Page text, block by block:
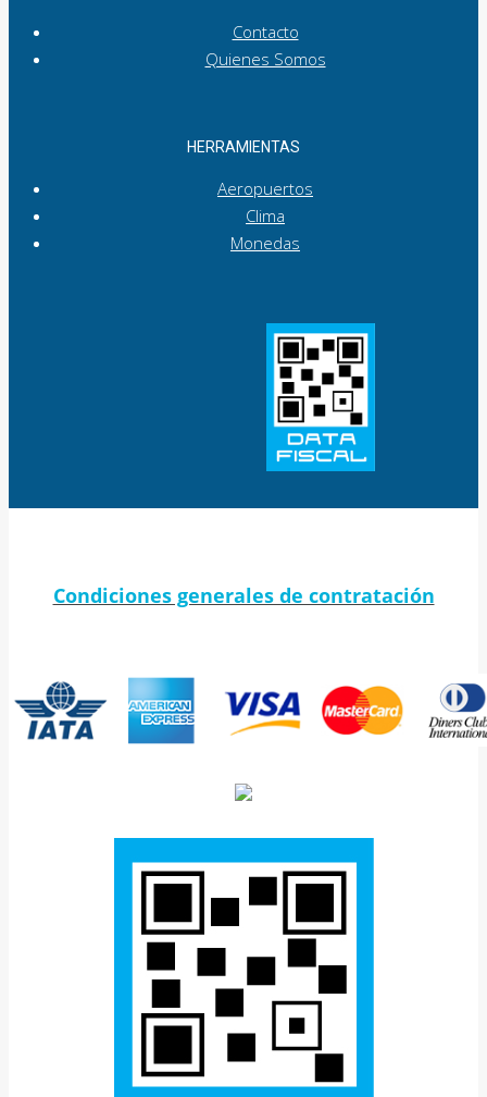
Contacto
Quienes Somos
HERRAMIENTAS
Aeropuertos
Clima
Monedas
Condiciones generales de contratación